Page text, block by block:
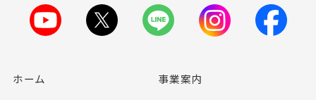
ホーム 事業案内